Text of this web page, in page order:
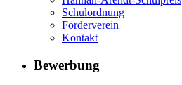
Schulordnung
Förderverein
Kontakt
Bewerbung